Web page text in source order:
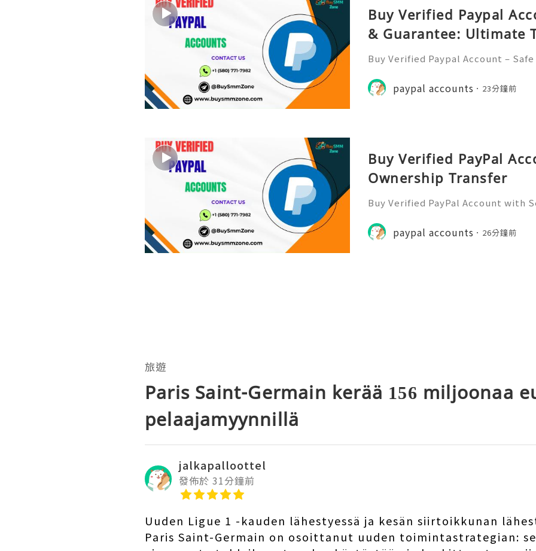
Buy Verified Paypal
& Guarantee: Ultimate
Buy Verified Paypal Account –
ut worried about safety and
any people want a secu
paypal accounts 23分鐘前
Buy Verified PayPal
Ownership Transfer
Buy Verified PayPal Account with
vel? Buying a verified PayPal
other, safer payments
paypal accounts 26分鐘前
旅遊
Paris Saint-Germain kerää 156 miljoonaa
pelaajamyynnillä
jalkapalloottel
發佈於 31分鐘前
Uuden Ligue 1 -kauden lähestyessä ja kesän siirtoikkunan
Paris Saint-Germain on osoittanut uuden toimintastrategian: